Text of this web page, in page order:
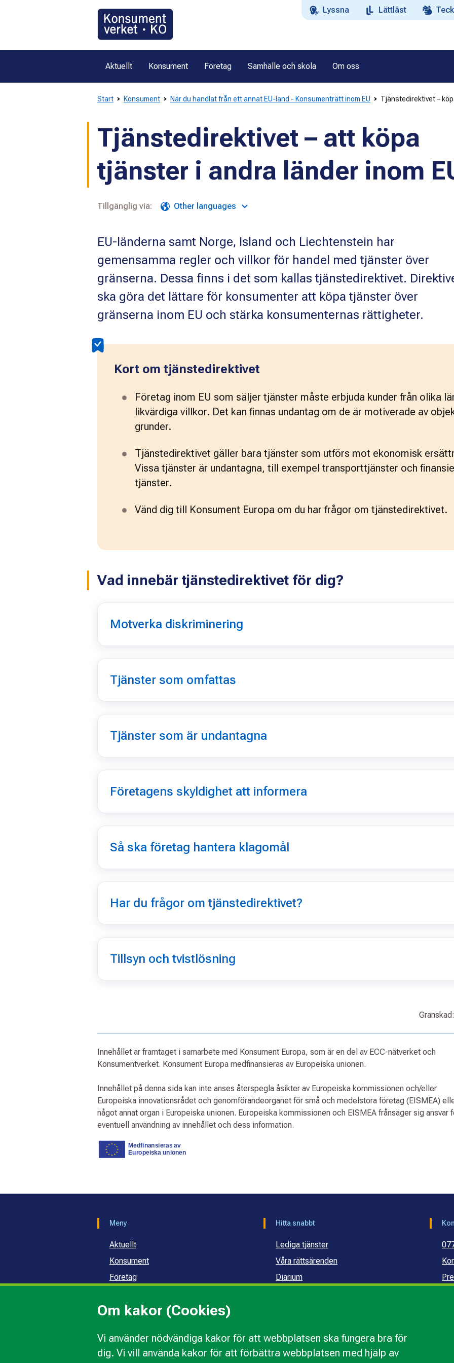
Om kakor (Cookies)
Vi använder nödvändiga kakor för att webbplatsen ska fungera bra för
dig. Vi vill använda kakor för att förbättra webbplatsen med hjälp av
Lyssna Lättläst
Aktuellt Konsument Företag Samhälle och skola Om oss
Start Konsument När du handlat från ett annat EU-land - Konsumenträtt inom EU Tjänstedirektivet –
Tjänstedirektivet – att köpa
tjänster i andra länder inom
Tillgänglig via: Other languages
EU-länderna samt Norge, Island och Liechtenstein har
gemensamma regler och villkor för handel med tjänster över
gränserna. Dessa finns i det som kallas tjänstedirektivet.
ska göra det lättare för konsumenter att köpa tjänster över
gränserna inom EU och stärka konsumenternas rättigheter.
Kort om tjänstedirektivet
Företag inom EU som säljer tjänster måste erbjuda kunder från olika
likvärdiga villkor. Det kan finnas undantag om de är motiverade av
grunder.
Tjänstedirektivet gäller bara tjänster som utförs mot ekonomisk
Vissa tjänster är undantagna, till exempel transporttjänster och
tjänster.
Vänd dig till Konsument Europa om du har frågor om tjänstedirektivet.
Vad innebär tjänstedirektivet för dig?
Motverka diskriminering
Tjänster som omfattas
Tjänster som är undantagna
Företagens skyldighet att informera
Så ska företag hantera klagomål
Har du frågor om tjänstedirektivet?
Tillsyn och tvistlösning
Innehållet är framtaget i samarbete med Konsument Europa, som är en del av ECC-nätverket och
Konsumentverket. Konsument Europa medfinansieras av Europeiska unionen.
Innehållet på denna sida kan inte anses återspegla åsikter av Europeiska kommissionen och/eller
Europeiska innovationsrådet och genomförandeorganet för små och medelstora företag (EISMEA)
något annat organ i Europeiska unionen. Europeiska kommissionen och EISMEA frånsäger sig ansvar
eventuell användning av innehållet och dess information.
Meny
Aktuellt
Konsument
Företag
Om oss
Hitta snabbt
Lediga tjänster
Våra rättsärenden
Diarium
Kakor Behandling av personuppgifter